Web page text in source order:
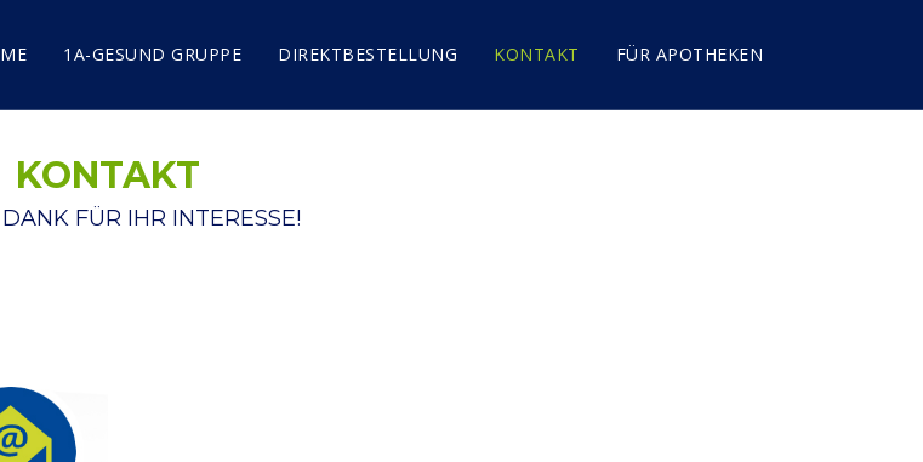
1A-GESUND GRUPPE DIREKTBESTELLUNG KONTAKT FÜR APOTHEKEN
KONTAKT
FÜR IHR INTERESSE!